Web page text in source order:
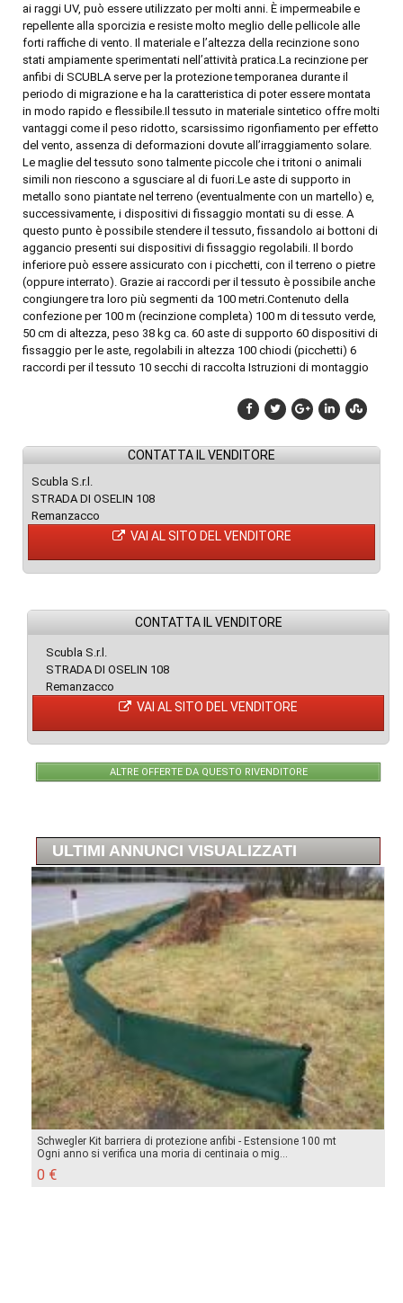
ai raggi UV, può essere utilizzato per molti anni. È impermeabile e
repellente alla sporcizia e resiste molto meglio delle pellicole alle
forti raffiche di vento. Il materiale e l’altezza della recinzione sono
stati ampiamente sperimentati nell’attività pratica.La recinzione per
anfibi di SCUBLA serve per la protezione temporanea durante il
periodo di migrazione e ha la caratteristica di poter essere montata
in modo rapido e flessibile.Il tessuto in materiale sintetico offre molti
vantaggi come il peso ridotto, scarsissimo rigonfiamento per effetto
del vento, assenza di deformazioni dovute all’irraggiamento solare.
Le maglie del tessuto sono talmente piccole che i tritoni o animali
simili non riescono a sgusciare al di fuori.Le aste di supporto in
metallo sono piantate nel terreno (eventualmente con un martello) e,
successivamente, i dispositivi di fissaggio montati su di esse. A
questo punto è possibile stendere il tessuto, fissandolo ai bottoni di
aggancio presenti sui dispositivi di fissaggio regolabili. Il bordo
inferiore può essere assicurato con i picchetti, con il terreno o pietre
(oppure interrato). Grazie ai raccordi per il tessuto è possibile anche
congiungere tra loro più segmenti da 100 metri.Contenuto della
confezione per 100 m (recinzione completa) 100 m di tessuto verde,
50 cm di altezza, peso 38 kg ca. 60 aste di supporto 60 dispositivi di
fissaggio per le aste, regolabili in altezza 100 chiodi (picchetti) 6
raccordi per il tessuto 10 secchi di raccolta Istruzioni di montaggio
CONTATTA IL VENDITORE
Scubla S.r.l.
STRADA DI OSELIN 108
Remanzacco
VAI AL SITO DEL VENDITORE
CONTATTA IL VENDITORE
Scubla S.r.l.
STRADA DI OSELIN 108
Remanzacco
VAI AL SITO DEL VENDITORE
ALTRE OFFERTE DA QUESTO RIVENDITORE
ULTIMI ANNUNCI VISUALIZZATI
Schwegler Kit barriera di protezione anfibi - Estensione 100 mt
Ogni anno si verifica una moria di centinaia o mig...
0 €